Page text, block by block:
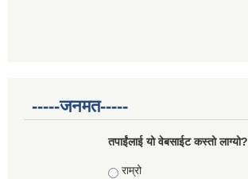
-----जनमत-----
तपाईंलाई यो वेबसाईट कस्तो लाग्यो?
Choices
राम्रो